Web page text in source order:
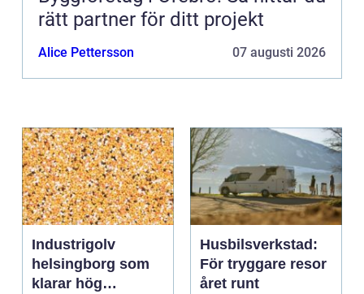
rätt partner för ditt projekt
Alice Pettersson 07 augusti 2026
Industrigolv
helsingborg som
klarar hög
Husbilsverkstad:
För tryggare resor
året runt